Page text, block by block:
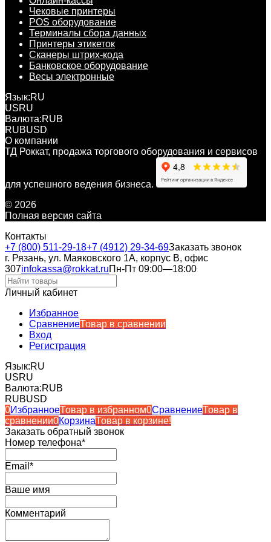
Чековые принтеры
POS оборудование
Терминалы сбора данных
Принтеры этикеток
Сканеры штрих-кода
Банковское оборудование
Весы электронные
Язык:RU
USRU
Валюта:RUB
RUBUSD
О компании
ТД Роккат, продажа торгового оборудования и сервисов
для успешного ведения бизнеса.
© 2026
Полная версия сайта
Контакты
+7 (800) 511-29-18+7 (4912) 29-34-69Заказать звонок
г. Рязань, ул. Маяковского 1А, корпус B, офис
307infokassa@rokkat.ruПн-Пт 09:00—18:00
Личный кабинет
Избранное
СравнениеТовар в сравнении
Вход
Регистрация
Язык:RU
USRU
Валюта:RUB
RUBUSD
0ИзбранноеТовар в избранном0СравнениеТовар в
сравнении0КорзинаТовар в корзине!
Заказать обратный звонок
Номер телефона*
Email*
Ваше имя
Комментарий